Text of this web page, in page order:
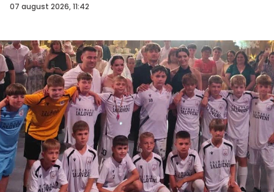
07 august 2026, 11:42